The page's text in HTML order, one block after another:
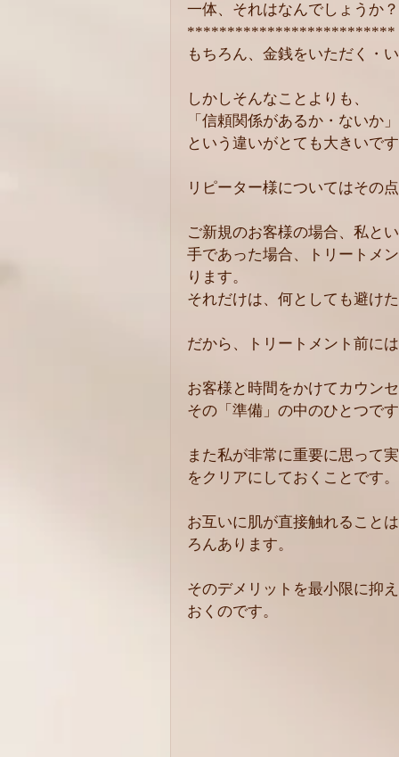
一体、それはなんでしょうか？
**************************
もちろん、金銭をいただく・
しかしそんなことよりも、
「信頼関係があるか・ないか」
という違いがとても大きいで
リピーター様についてはその
ご新規のお客様の場合、私と
手であった場合、トリートメ
ります。
それだけは、何としても避け
だから、トリートメント前に
お客様と時間をかけてカウン
その「準備」の中のひとつで
また私が非常に重要に思って
をクリアにしておくことです。
お互いに肌が直接触れること
ろんあります。
そのデメリットを最小限に抑
おくのです。